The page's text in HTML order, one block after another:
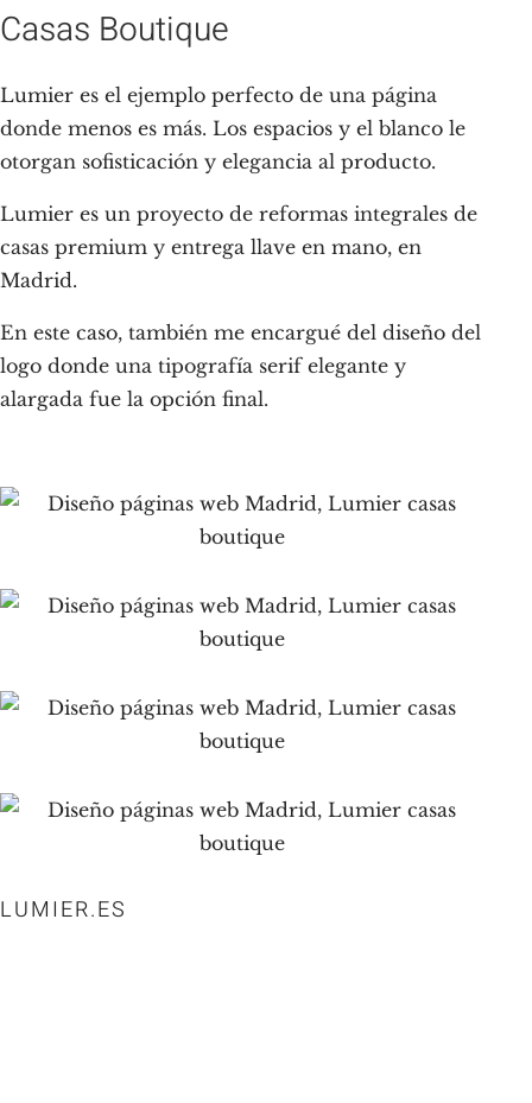
Casas Boutique
Lumier es el ejemplo perfecto de una página
donde menos es más. Los espacios y el blanco le
otorgan sofisticación y elegancia al producto.
Lumier es un proyecto de reformas integrales de
casas premium y entrega llave en mano, en
Madrid.
En este caso, también me encargué del diseño del
logo donde una tipografía serif elegante y
alargada fue la opción final.
LUMIER.ES